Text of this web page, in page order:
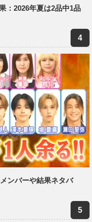
：2026年夏は2品中1品
ンバーや結果ネタバ